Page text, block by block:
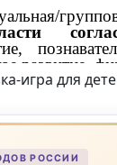
игра для
РОССИИ